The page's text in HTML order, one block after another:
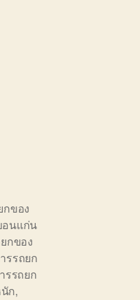
กของ
อนแก่น
กของ
รรถยก
รรถยก
ก,